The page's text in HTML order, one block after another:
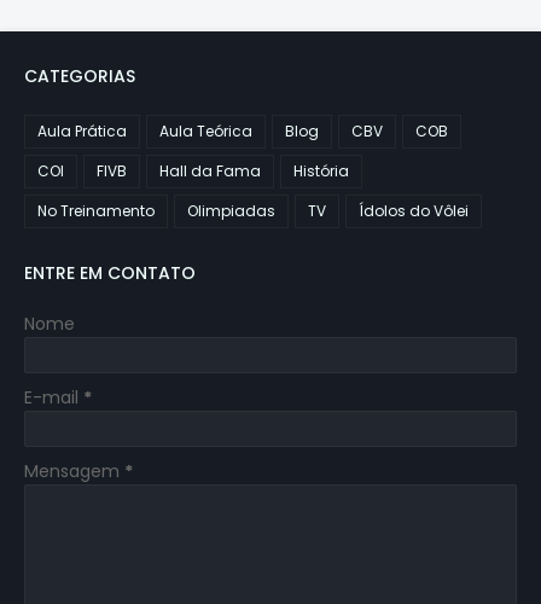
CATEGORIAS
Aula Prática Aula Teórica Blog CBV
COB
COI
FIVB Hall da Fama
História
No Treinamento
Olimpiadas TV Ídolos do Vôlei
ENTRE EM CONTATO
Nome
E-mail *
Mensagem *